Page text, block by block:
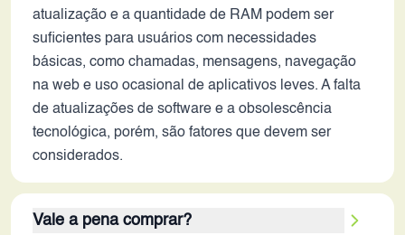
atualização e a quantidade de RAM podem ser
suficientes para usuários com necessidades
básicas, como chamadas, mensagens, navegação
na web e uso ocasional de aplicativos leves. A falta
de atualizações de software e a obsolescência
tecnológica, porém, são fatores que devem ser
considerados.
Vale a pena comprar?